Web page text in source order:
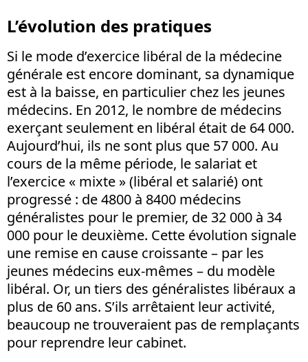
L’évolution des pratiques
Si le mode d’exercice libéral de la médecine
générale est encore dominant, sa dynamique
est à la baisse, en particulier chez les jeunes
médecins. En 2012, le nombre de médecins
exerçant seulement en libéral était de 64 000.
Aujourd’hui, ils ne sont plus que 57 000. Au
cours de la même période, le salariat et
l’exercice « mixte » (libéral et salarié) ont
progressé : de 4800 à 8400 médecins
généralistes pour le premier, de 32 000 à 34
000 pour le deuxième. Cette évolution signale
une remise en cause croissante – par les
jeunes médecins eux-mêmes – du modèle
libéral. Or, un tiers des généralistes libéraux a
plus de 60 ans. S’ils arrêtaient leur activité,
beaucoup ne trouveraient pas de remplaçants
pour reprendre leur cabinet.